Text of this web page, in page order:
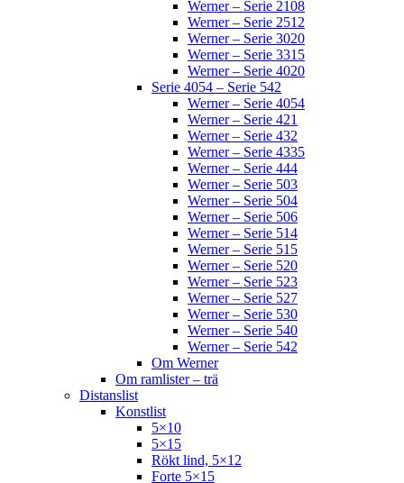
Werner – Serie 2108
Werner – Serie 2512
Werner – Serie 3020
Werner – Serie 3315
Werner – Serie 4020
Serie 4054 – Serie 542
Werner – Serie 4054
Werner – Serie 421
Werner – Serie 432
Werner – Serie 4335
Werner – Serie 444
Werner – Serie 503
Werner – Serie 504
Werner – Serie 506
Werner – Serie 514
Werner – Serie 515
Werner – Serie 520
Werner – Serie 523
Werner – Serie 527
Werner – Serie 530
Werner – Serie 540
Werner – Serie 542
Om Werner
Om ramlister – trä
Distanslist
Konstlist
5×10
5×15
Rökt lind, 5×12
Forte 5×15